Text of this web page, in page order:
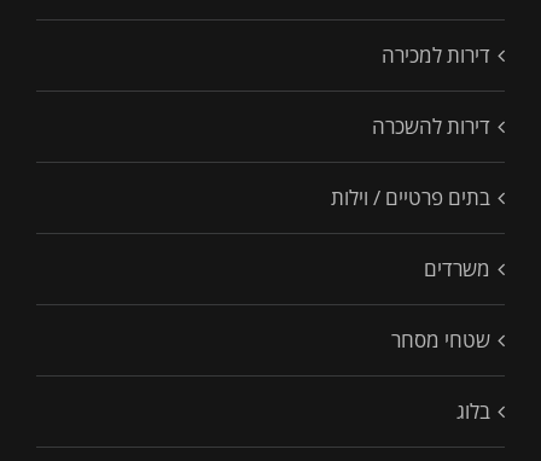
דירות למכירה
דירות להשכרה
בתים פרטיים / וילות
משרדים
שטחי מסחר
בלוג